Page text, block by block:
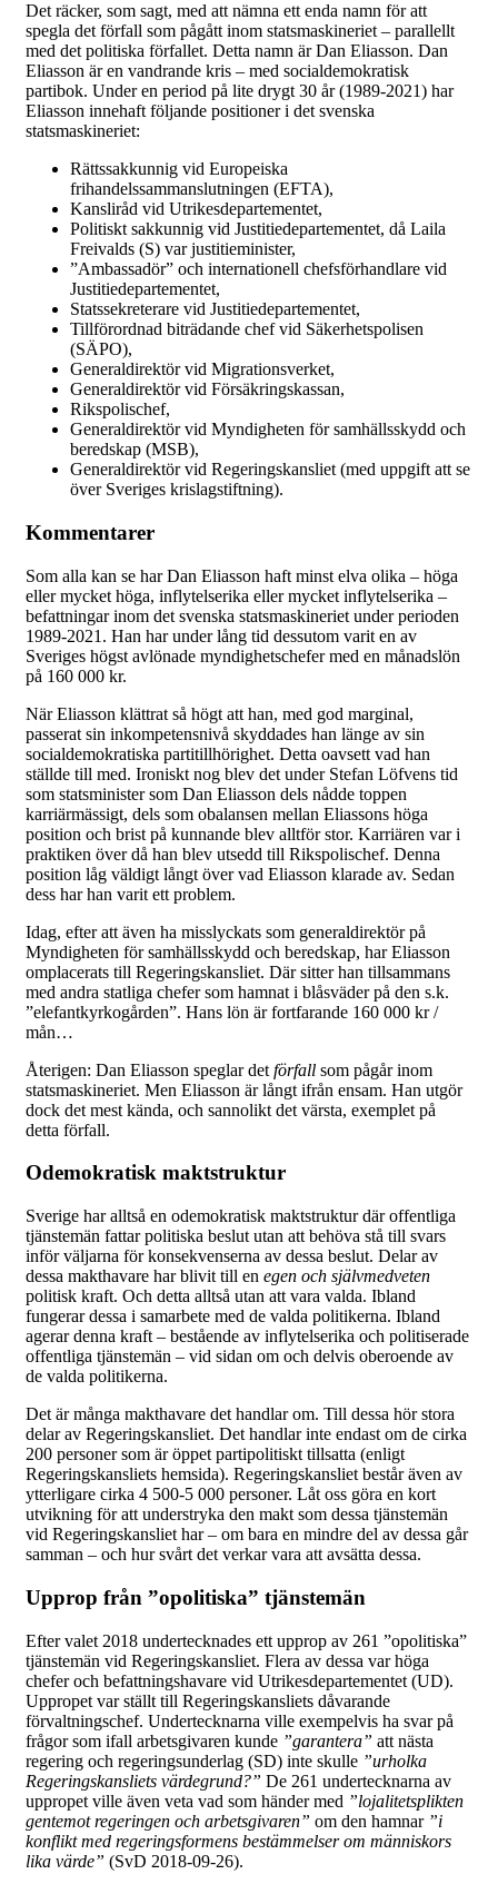
Det räcker, som sagt, med att nämna ett enda namn för att
spegla det förfall som pågått inom statsmaskineriet – parallellt
med det politiska förfallet. Detta namn är Dan Eliasson. Dan
Eliasson är en vandrande kris – med socialdemokratisk
partibok. Under en period på lite drygt 30 år (1989-2021) har
Eliasson innehaft följande positioner i det svenska
statsmaskineriet:
Rättssakkunnig vid Europeiska
frihandelssammanslutningen (EFTA),
Kansliråd vid Utrikesdepartementet,
Politiskt sakkunnig vid Justitiedepartementet, då Laila
Freivalds (S) var justitieminister,
”Ambassadör” och internationell chefsförhandlare vid
Justitiedepartementet,
Statssekreterare vid Justitiedepartementet,
Tillförordnad biträdande chef vid Säkerhetspolisen
(SÄPO),
Generaldirektör vid Migrationsverket,
Generaldirektör vid Försäkringskassan,
Rikspolischef,
Generaldirektör vid Myndigheten för samhällsskydd och
beredskap (MSB),
Generaldirektör vid Regeringskansliet (med uppgift att se
över Sveriges krislagstiftning).
Kommentarer
Som alla kan se har Dan Eliasson haft minst elva olika – höga
eller mycket höga, inflytelserika eller mycket inflytelserika –
befattningar inom det svenska statsmaskineriet under perioden
1989-2021. Han har under lång tid dessutom varit en av
Sveriges högst avlönade myndighetschefer med en månadslön
på 160 000 kr.
När Eliasson klättrat så högt att han, med god marginal,
passerat sin inkompetensnivå skyddades han länge av sin
socialdemokratiska partitillhörighet. Detta oavsett vad han
ställde till med. Ironiskt nog blev det under Stefan Löfvens tid
som statsminister som Dan Eliasson dels nådde toppen
karriärmässigt, dels som obalansen mellan Eliassons höga
position och brist på kunnande blev alltför stor. Karriären var i
praktiken över då han blev utsedd till Rikspolischef. Denna
position låg väldigt långt över vad Eliasson klarade av. Sedan
dess har han varit ett problem.
Idag, efter att även ha misslyckats som generaldirektör på
Myndigheten för samhällsskydd och beredskap, har Eliasson
omplacerats till Regeringskansliet. Där sitter han tillsammans
med andra statliga chefer som hamnat i blåsväder på den s.k.
”elefantkyrkogården”. Hans lön är fortfarande 160 000 kr /
mån…
Återigen: Dan Eliasson speglar det förfall som pågår inom
statsmaskineriet. Men Eliasson är långt ifrån ensam. Han utgör
dock det mest kända, och sannolikt det värsta, exemplet på
detta förfall.
Odemokratisk maktstruktur
Sverige har alltså en odemokratisk maktstruktur där offentliga
tjänstemän fattar politiska beslut utan att behöva stå till svars
inför väljarna för konsekvenserna av dessa beslut. Delar av
dessa makthavare har blivit till en egen och självmedveten
politisk kraft. Och detta alltså utan att vara valda. Ibland
fungerar dessa i samarbete med de valda politikerna. Ibland
agerar denna kraft – bestående av inflytelserika och politiserade
offentliga tjänstemän – vid sidan om och delvis oberoende av
de valda politikerna.
Det är många makthavare det handlar om. Till dessa hör stora
delar av Regeringskansliet. Det handlar inte endast om de cirka
200 personer som är öppet partipolitiskt tillsatta (enligt
Regeringskansliets hemsida). Regeringskansliet består även av
ytterligare cirka 4 500-5 000 personer. Låt oss göra en kort
utvikning för att understryka den makt som dessa tjänstemän
vid Regeringskansliet har – om bara en mindre del av dessa går
samman – och hur svårt det verkar vara att avsätta dessa.
Upprop från ”opolitiska” tjänstemän
Efter valet 2018 undertecknades ett upprop av 261 ”opolitiska”
tjänstemän vid Regeringskansliet. Flera av dessa var höga
chefer och befattningshavare vid Utrikesdepartementet (UD).
Uppropet var ställt till Regeringskansliets dåvarande
förvaltningschef. Undertecknarna ville exempelvis ha svar på
frågor som ifall arbetsgivaren kunde ”garantera” att nästa
regering och regeringsunderlag (SD) inte skulle ”urholka
Regeringskansliets värdegrund?” De 261 undertecknarna av
uppropet ville även veta vad som händer med ”lojalitetsplikten
gentemot regeringen och arbetsgivaren” om den hamnar ”i
konflikt med regeringsformens bestämmelser om människors
lika värde” (SvD 2018-09-26).